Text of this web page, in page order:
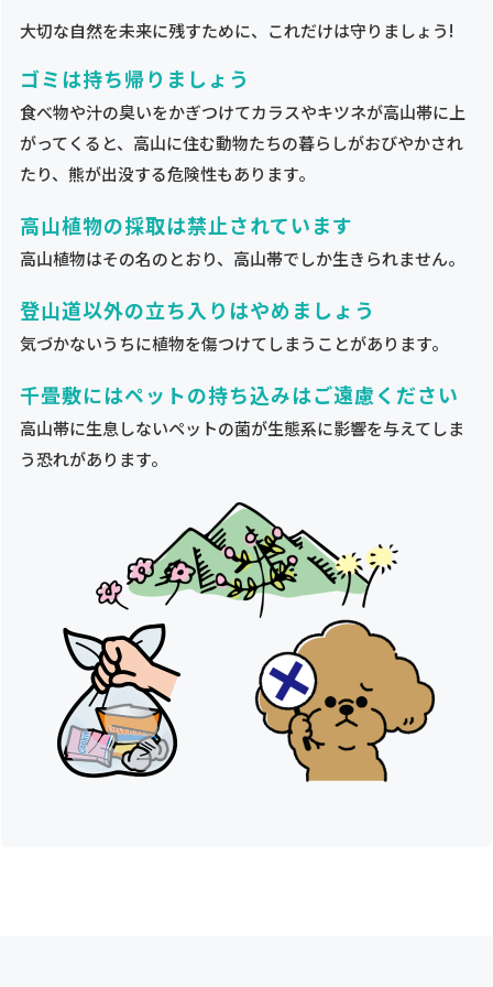
大切な自然を未来に残すために、これだけは守りましょう!
ゴミは持ち帰りましょう
食べ物や汁の臭いをかぎつけてカラスやキツネが高山帯に上
がってくると、高山に住む動物たちの暮らしがおびやかされ
たり、熊が出没する危険性もあります。
高山植物の採取は禁止されています
高山植物はその名のとおり、高山帯でしか生きられません。
登山道以外の立ち入りはやめましょう
気づかないうちに植物を傷つけてしまうことがあります。
千畳敷にはペットの持ち込みはご遠慮ください
高山帯に生息しないペットの菌が生態系に影響を与えてしま
う恐れがあります。